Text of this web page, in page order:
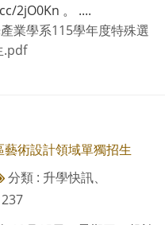
2jO0Kn 。 ....
業學系115學年度特殊選
.pdf
術設計領域單獨招生
分類 : 升學快訊、